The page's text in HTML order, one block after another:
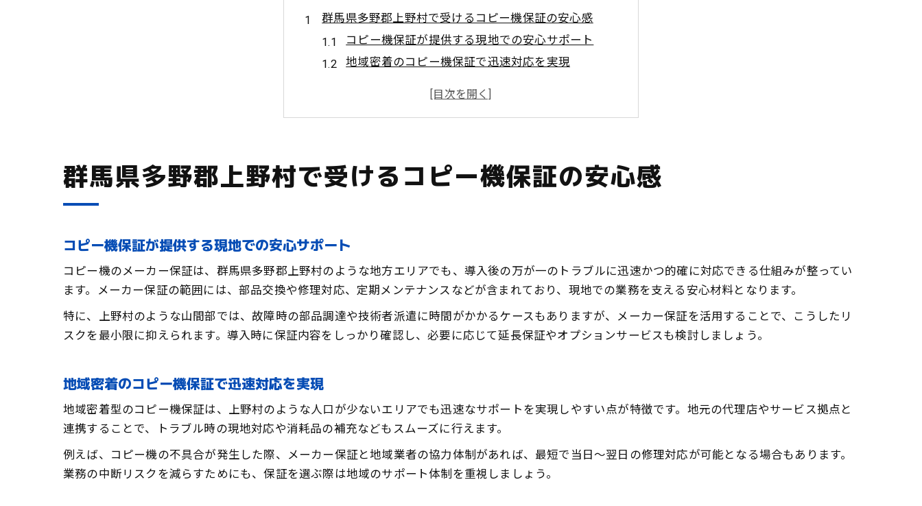
群馬県多野郡上野村で受けるコピー機保証の安心感
コピー機保証が提供する現地での安心サポート
地域密着のコピー機保証で迅速対応を実現
コピー機保証内容の確認で無駄な出費を防ぐ
地方での独立支援に適したコピー機サポート体制
地方で選ばれるコピー機サポート体制の特徴
メーカー保証付きコピー機導入時の注意点
コピー機保証付き導入で失敗しない選択法
コピー機保証条件を事前に把握する重要性
コピー機保証範囲を確認してリスクを回避
群馬県多野郡上野村で受けるコピー機保証の安心感
コピー機保証が提供する現地での安心サポート
コピー機のメーカー保証は、群馬県多野郡上野村のような地方エリアでも、導入後の万が一のトラブルに迅速かつ的確に対応できる仕組みが整ってい
ます。メーカー保証の範囲には、部品交換や修理対応、定期メンテナンスなどが含まれており、現地での業務を支える安心材料となります。
特に、上野村のような山間部では、故障時の部品調達や技術者派遣に時間がかかるケースもありますが、メーカー保証を活用することで、こうしたリ
スクを最小限に抑えられます。導入時に保証内容をしっかり確認し、必要に応じて延長保証やオプションサービスも検討しましょう。
地域密着のコピー機保証で迅速対応を実現
地域密着型のコピー機保証は、上野村のような人口が少ないエリアでも迅速なサポートを実現しやすい点が特徴です。地元の代理店やサービス拠点と
連携することで、トラブル時の現地対応や消耗品の補充などもスムーズに行えます。
例えば、コピー機の不具合が発生した際、メーカー保証と地域業者の協力体制があれば、最短で当日～翌日の修理対応が可能となる場合もあります。
業務の中断リスクを減らすためにも、保証を選ぶ際は地域のサポート体制を重視しましょう。